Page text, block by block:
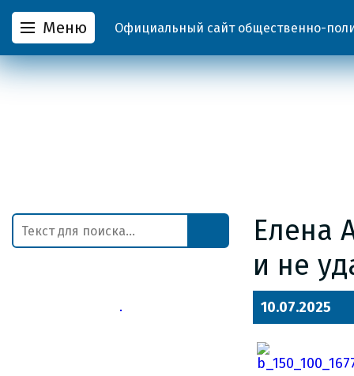
Меню Официальный сайт общественно-
Елена
и не
10.07.2025